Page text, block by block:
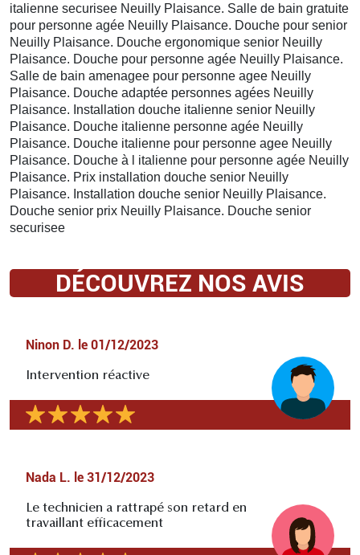
italienne securisee Neuilly Plaisance. Salle de bain gratuite
pour personne agée Neuilly Plaisance. Douche pour senior
Neuilly Plaisance. Douche ergonomique senior Neuilly
Plaisance. Douche pour personne agée Neuilly Plaisance.
Salle de bain amenagee pour personne agee Neuilly
Plaisance. Douche adaptée personnes agées Neuilly
Plaisance. Installation douche italienne senior Neuilly
Plaisance. Douche italienne personne agée Neuilly
Plaisance. Douche italienne pour personne agee Neuilly
Plaisance. Douche à l italienne pour personne agée Neuilly
Plaisance. Prix installation douche senior Neuilly
Plaisance. Installation douche senior Neuilly Plaisance.
Douche senior prix Neuilly Plaisance. Douche senior
securisee
DÉCOUVREZ NOS AVIS
Ninon D. le 01/12/2023
Intervention réactive
Nada L. le 31/12/2023
Le technicien a rattrapé son retard en
travaillant efficacement